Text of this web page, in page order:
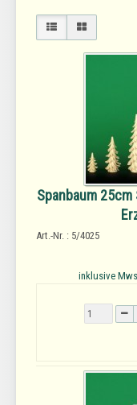
Spanbaum
Art.-Nr. : 5/4025
inklusive